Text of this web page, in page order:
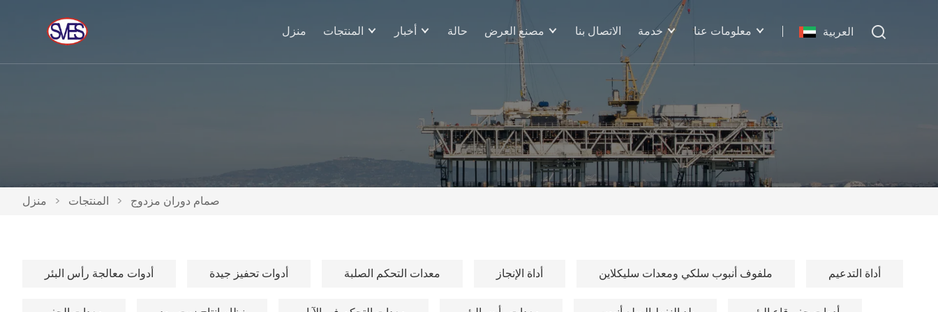
العربية منزل المنتجات أخبار حالة مصنع العرض الاتصال بنا خدمة معلومات عنا
منزل > المنتجات > صمام دوران مزدوج
أدوات معالجة رأس البئر أدوات تحفيز جيدة معدات التحكم الصلبة أداة الإنجاز ملفوف أنبوب سلكي ومعدات سليكلاين أداة التدعيم